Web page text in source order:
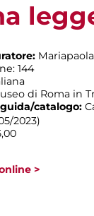
144
di Roma in
catalogo:
2023)
>